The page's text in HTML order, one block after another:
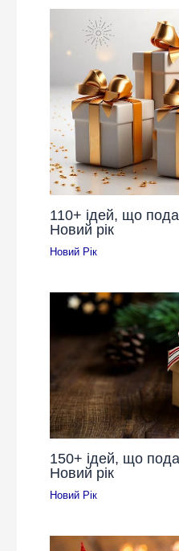
110+ ідей, що
Новий рік
Новий Рік
150+ ідей, що
Новий рік
Новий Рік